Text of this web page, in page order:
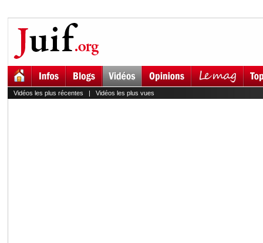
Vidéos les plus récentes | Vidéos les plus vues